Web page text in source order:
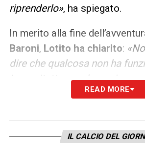
riprenderlo», ha spiegato.
In merito alla fine
Baroni, Lotito ha chiarito:
dire che qualcosa non ha
Innanzitutto, non ho mai
non giudico le persone solo
all’interno di un determinato
Baroni ha fatto una scelta, ha
READ MORE
IL CALCIO DEL